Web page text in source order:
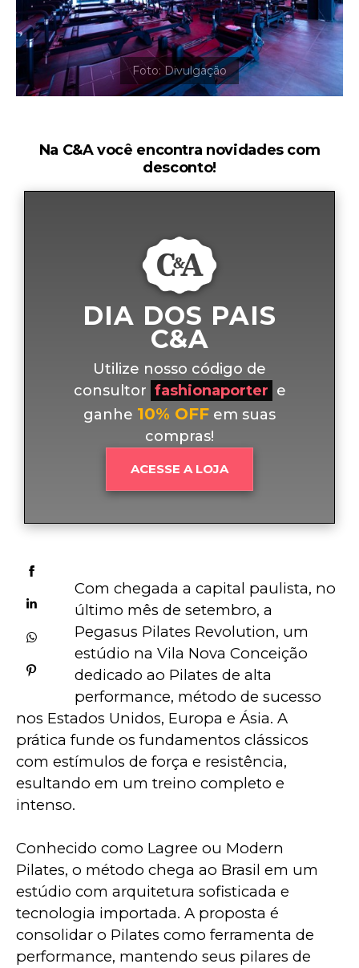
Na C&A você encontra novidades com
desconto!
DIA DOS PAIS
C&A
Utilize nosso código de
consultor fashionaporter e
ganhe 10% OFF em suas
compras!
ACESSE A LOJA
Com chegada a capital paulista, no
último mês de setembro, a
Pegasus Pilates Revolution, um
estúdio na Vila Nova Conceição
dedicado ao Pilates de alta
performance, método de sucesso
nos Estados Unidos, Europa e Ásia. A
prática funde os fundamentos clássicos
com estímulos de força e resistência,
esultando em um treino completo e
intenso.
Conhecido como Lagree ou Modern
Pilates, o método chega ao Brasil em um
estúdio com arquitetura sofisticada e
tecnologia importada. A proposta é
consolidar o Pilates como ferramenta de
performance, mantendo seus pilares de